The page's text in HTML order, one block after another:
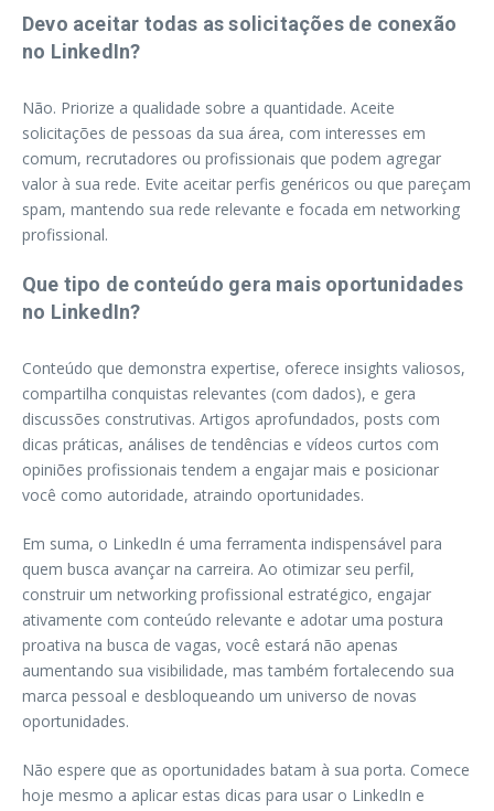
Devo aceitar todas as solicitações de conexão
no LinkedIn?
Não. Priorize a qualidade sobre a quantidade. Aceite
solicitações de pessoas da sua área, com interesses em
comum, recrutadores ou profissionais que podem agregar
valor à sua rede. Evite aceitar perfis genéricos ou que pareçam
spam, mantendo sua rede relevante e focada em networking
profissional.
Que tipo de conteúdo gera mais oportunidades
no LinkedIn?
Conteúdo que demonstra expertise, oferece insights valiosos,
compartilha conquistas relevantes (com dados), e gera
discussões construtivas. Artigos aprofundados, posts com
dicas práticas, análises de tendências e vídeos curtos com
opiniões profissionais tendem a engajar mais e posicionar
você como autoridade, atraindo oportunidades.
Em suma, o LinkedIn é uma ferramenta indispensável para
quem busca avançar na carreira. Ao otimizar seu perfil,
construir um networking profissional estratégico, engajar
ativamente com conteúdo relevante e adotar uma postura
proativa na busca de vagas, você estará não apenas
aumentando sua visibilidade, mas também fortalecendo sua
marca pessoal e desbloqueando um universo de novas
oportunidades.
Não espere que as oportunidades batam à sua porta. Comece
hoje mesmo a aplicar estas dicas para usar o LinkedIn e